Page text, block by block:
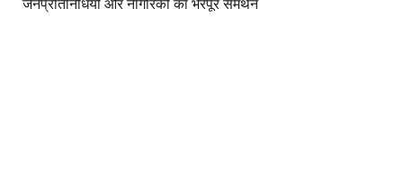
जनप्रतिनिधियों और नागरिकों का भरपूर समर्थन